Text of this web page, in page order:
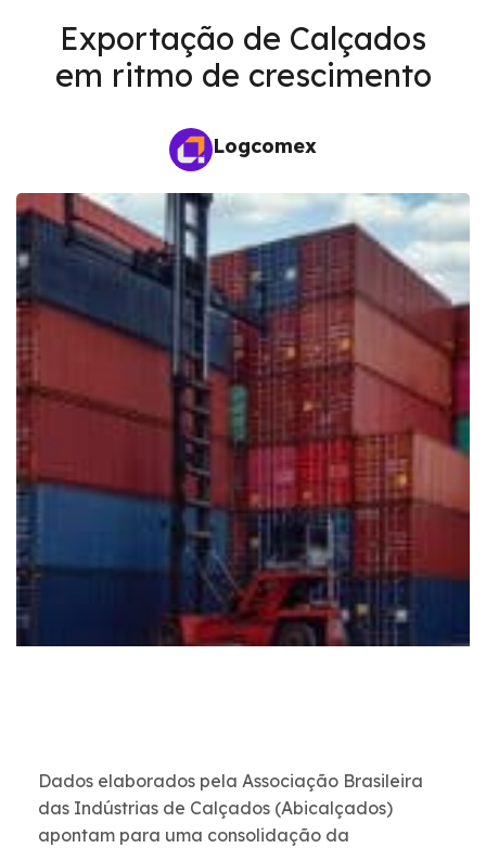
Exportação de Calçados
em ritmo de crescimento
Logcomex
Dados elaborados pela Associação Brasileira
das Indústrias de Calçados (Abicalçados)
apontam para uma consolidação da